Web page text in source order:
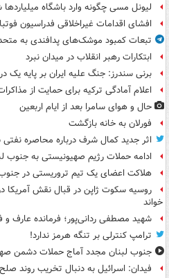
لیونل مسی چگونه وارد باشگاه
افشای اقدامات غیراخلاقی فدراسیون
تبعات کمبود موشک‌های پدافندی به
ابتکارات رهبر انقلاب در میدان نبرد
برنی سندرز: جنگ علیه ایران بر پایه یک
اعلام آمادگی ترکیه برای حمایت از
حال و هوای سامرا بعد از ایام اربعین
فورلان به خانه بازگشت
اثر جدید کمال شرف درباره محاصره
ادامه حملات رژیم صهیونیستی به جنوب
هلاکت اعضای یک تیم تروریستی در
روسیه سکوت ژاپن در قبال نقش آمریکا
خواند
شهید مصطفی ردانی‌پور؛ فرمانده عارف
ترامپ کنترلی بر تنگه هرمز ندارد!
جنوب لبنان مجدد آماج حملات دشمن
فیدان: اسرائیل به دنبال تخریب روند